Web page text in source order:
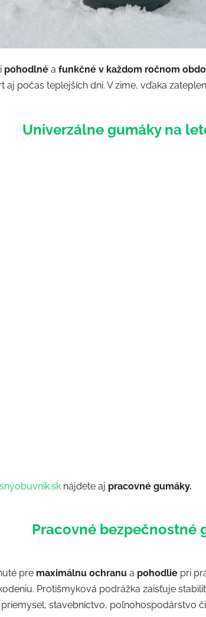
pohodlné a funkčné v každom ročnom
počas teplejších dní. V zime, vďaka
Univerzálne gumáky na
nájdete aj pracovné gumáky.
Pracovné bezpečnostné
pre maximálnu ochranu a pohodlie pri
Protišmyková podrážka zaisťuje
stavebníctvo, poľnohospodárstvo